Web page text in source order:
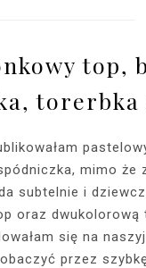
INSIDE HER
SENSUAL
SZARY TOP,
KTÓRYMI
GDZIE
BUDUAROWE
BIAŁY
CZARNE
top,
mimo że
subtelnie i
oraz
się na
przez